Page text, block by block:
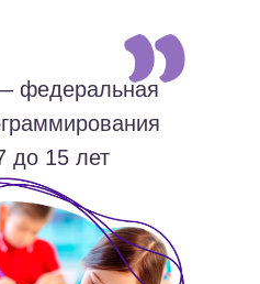
федеральная
до 15 лет